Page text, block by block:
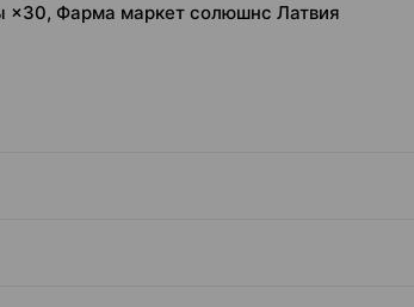
×30, Фарма маркет солюшнс Латвия